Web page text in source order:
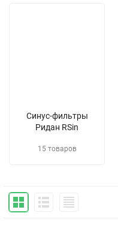
Синус-фильтры
Ридан RSin
15 товаров